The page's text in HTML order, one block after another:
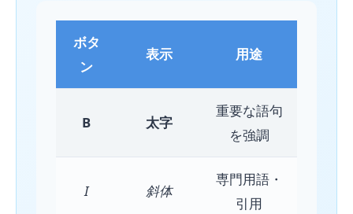
ボタ
ン
表示 用途
B 太字
重要な語句
を強調
I 斜体
専門用語・
引用